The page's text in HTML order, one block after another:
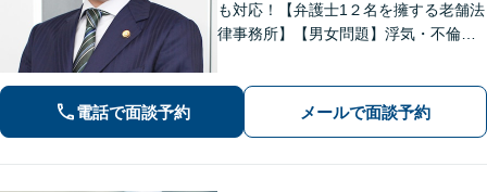
も対応！【弁護士1２名を擁する老舗法
律事務所】【男女問題】浮気・不倫の
【債権回収】売掛金の回収はお任せ
【葭川公園駅5分／千葉中央駅10分】
電話で面談予約 メールで面談予約